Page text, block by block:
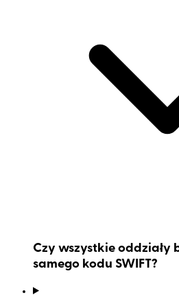
Czy wszystkie
samego kodu SWIFT?